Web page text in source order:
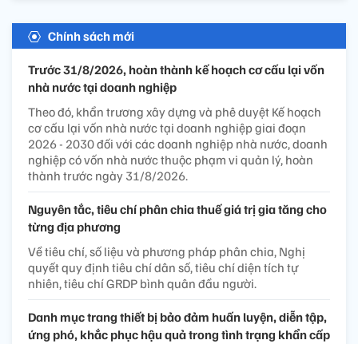
Chính sách mới
Trước 31/8/2026, hoàn thành kế hoạch cơ cấu lại vốn
nhà nước tại doanh nghiệp
Theo đó, khẩn trương xây dựng và phê duyệt Kế hoạch
cơ cấu lại vốn nhà nước tại doanh nghiệp giai đoạn
2026 - 2030 đối với các doanh nghiệp nhà nước, doanh
nghiệp có vốn nhà nước thuộc phạm vi quản lý, hoàn
thành trước ngày 31/8/2026.
Nguyên tắc, tiêu chí phân chia thuế giá trị gia tăng cho
từng địa phương
Về tiêu chí, số liệu và phương pháp phân chia, Nghị
quyết quy định tiêu chí dân số, tiêu chí diện tích tự
nhiên, tiêu chí GRDP bình quân đầu người.
Danh mục trang thiết bị bảo đảm huấn luyện, diễn tập,
ứng phó, khắc phục hậu quả trong tình trạng khẩn cấp